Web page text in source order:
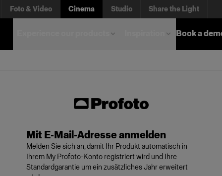
Foto & Video Cinema Studio Share the Light
Book a
Mit E-Mail-Adresse anmelden
Melden Sie sich an, damit Ihr Produkt automatisch in
Ihrem My Profoto-Konto registriert wird und Ihre
Standardgarantie um ein zusätzliches Jahr erweitert